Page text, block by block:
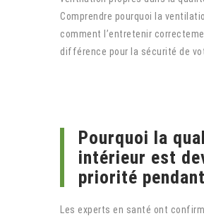
Comprendre pourquoi la
comment l’entretenir
différence pour la sécurité de
Pourquoi la
intérieur est
priorité
Les experts en santé ont